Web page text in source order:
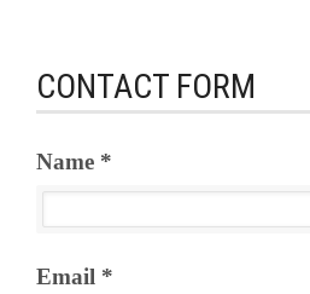
CONTACT FORM
Name *
Email *